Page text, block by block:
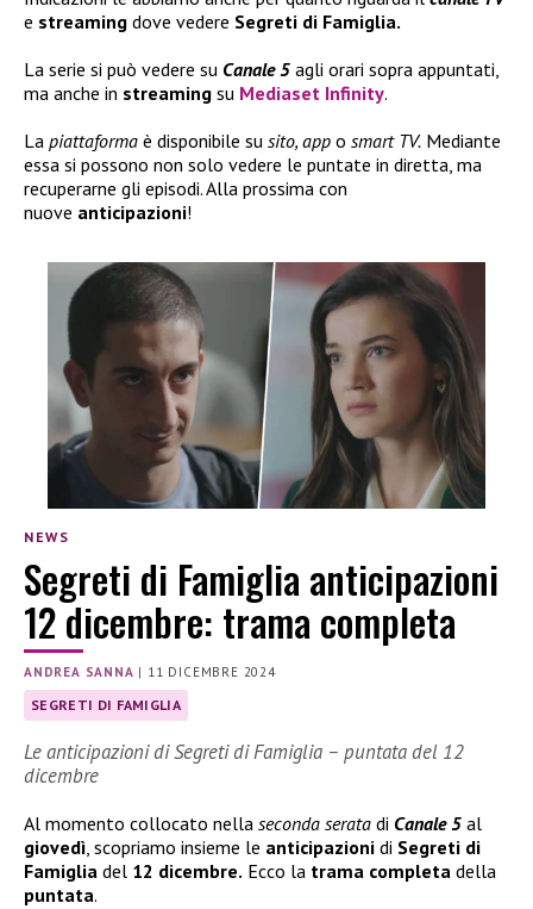
e streaming dove vedere Segreti di Famiglia.
La serie si può vedere su Canale 5 agli orari sopra appuntati,
ma anche in streaming su Mediaset Infinity.
La piattaforma è disponibile su sito, app o smart TV. Mediante
essa si possono non solo vedere le puntate in diretta, ma
recuperarne gli episodi. Alla prossima con
nuove anticipazioni!
NEWS
Segreti di Famiglia anticipazioni
12 dicembre: trama completa
ANDREA SANNA | 11 DICEMBRE 2024
SEGRETI DI FAMIGLIA
Le anticipazioni di Segreti di Famiglia – puntata del 12
dicembre
Al momento collocato nella seconda serata di Canale 5 al
giovedì, scopriamo insieme le anticipazioni di Segreti di
Famiglia del 12 dicembre. Ecco la trama completa della
puntata.